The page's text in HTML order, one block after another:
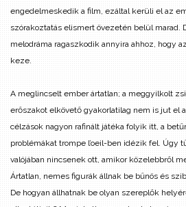
engedelmeskedik a film, ezáltal kerüli el az
szórakoztatás elismert övezetén belül marad.
melodráma ragaszkodik annyira ahhoz, hogy
keze.
A meglincselt ember ártatlan; a meggyilkolt
erőszakot elkövető gyakorlatilag nem is jut el
célzások nagyon rafinált játéka folyik itt, a
problémákat trompe l’oeil-ben idézik fel. Úgy
valójában nincsenek ott, amikor közelebbről
Ártatlan, nemes figurák állnak be bűnös és
De hogyan állhatnak be olyan szereplők